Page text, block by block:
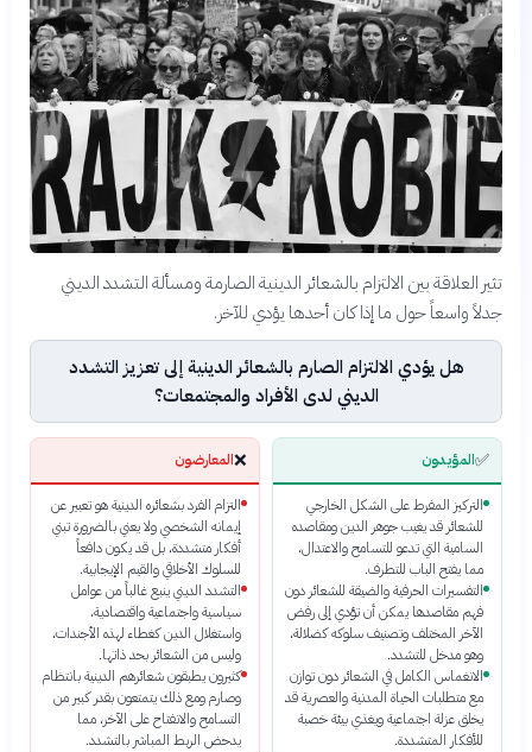
تثير العلاقة بين الالتزام بالشعائر الدينية الصارمة ومسألة التشدد الديني
جدلاً واسعاً حول ما إذا كان أحدها يؤدي للآخر.
هل يؤدي الالتزام الصارم بالشعائر الدينية إلى تعزيز التشدد
الديني لدى الأفراد والمجتمعات؟
✅المؤيدون
التركيز المفرط على الشكل الخارجي
للشعائر قد يغيب جوهر الدين ومقاصده
السامية التي تدعو للتسامح والاعتدال،
مما يفتح الباب للتطرف.
التفسيرات الحرفية والضيقة للشعائر دون
فهم مقاصدها يمكن أن تؤدي إلى رفض
الآخر المختلف وتصنيف سلوكه كضلالة،
وهو مدخل للتشدد.
الانغماس الكامل في الشعائر دون توازن
مع متطلبات الحياة المدنية والعصرية قد
يخلق عزلة اجتماعية ويغذي بيئة خصبة
للأفكار المتشددة.
❌المعارضون
التزام الفرد بشعائره الدينية هو تعبير عن
إيمانه الشخصي ولا يعني بالضرورة تبني
أفكار متشددة، بل قد يكون دافعاً
للسلوك الأخلاقي والقيم الإيجابية.
التشدد الديني ينبع غالباً من عوامل
سياسية واجتماعية واقتصادية،
واستغلال الدين كغطاء لهذه الأجندات،
وليس من الشعائر بحد ذاتها.
كثيرون يطبقون شعائرهم الدينية بانتظام
وصارم ومع ذلك يتمتعون بقدر كبير من
التسامح والانفتاح على الآخر، مما
يدحض الربط المباشر بالتشدد.